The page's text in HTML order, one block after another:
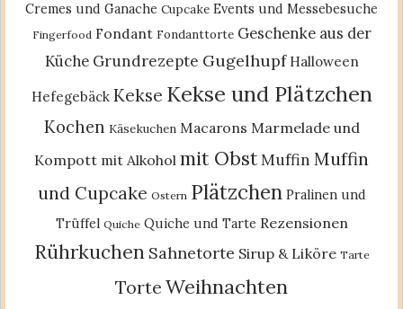
Cremes und Ganache Cupcake Events und Messebesuche
Fingerfood Fondant Fondanttorte Geschenke aus der
Küche Grundrezepte Gugelhupf Halloween
Hefegebäck Kekse Kekse und Plätzchen
Kochen Käsekuchen Macarons Marmelade und
Kompott mit Alkohol mit ObstMuffin Muffin
und Cupcake Ostern Plätzchen Pralinen und
Trüffel Quiche Quiche und Tarte Rezensionen
Rührkuchen Sahnetorte Sirup & Liköre Tarte
Torte Weihnachten